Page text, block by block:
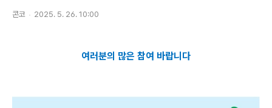
콘코 2025. 5. 26. 10:00
여러분의 많은 참여 바랍니다